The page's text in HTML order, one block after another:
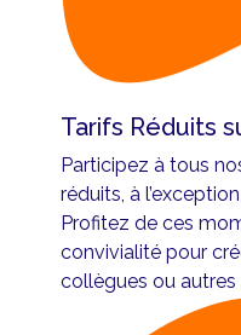
Tarifs Réduits
Participez à tous
réduits, à
Profitez de ces
convivialité pour
collègues ou autres